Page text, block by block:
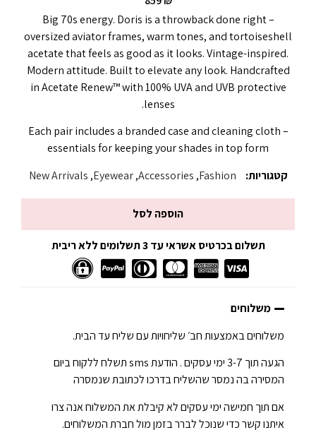
Big 70s energy. Doris is a throwback done right –
oversized aviator frames, warm tones, and tortoiseshell
acetate that feels as good as it looks. Vintage-inspired.
Modern attitude. Built to elevate any look. Handcrafted
in Acetate Renew™ with 100% UVA and UVB protective
lenses.
Each pair includes a branded case and cleaning cloth –
essentials for keeping your shades in top form
קטגוריות:
Fashion
,
Accessories
,
Eyewear
,
New Arrivals
הוספה לסל
תשלום בכרטיס אשראי עד 3 תשלומים ללא ריבית
משלוחים
משלוחים באמצעות חב׳ שליחויות עם שליח עד הבית.
הגעה תוך 3-7 ימי עסקים . הודעת sms תשלח ללקוח ביום
המסירה בה נמסר שהשליח בדרכו לכתובת שנמסרה
אם תוך חמישה ימי עסקים לא קיבלת את המשלוח אנה צרו
איתנו קשר כדי שנוכל לברר בזמן מול חברת המשלוחים.